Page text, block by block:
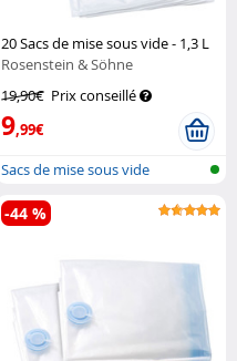
20 Sacs de mise sous vide - 1,3 L
Rosenstein & Söhne
19,90€ Prix conseillé
9,99€
Sacs de mise sous vide
-44 %